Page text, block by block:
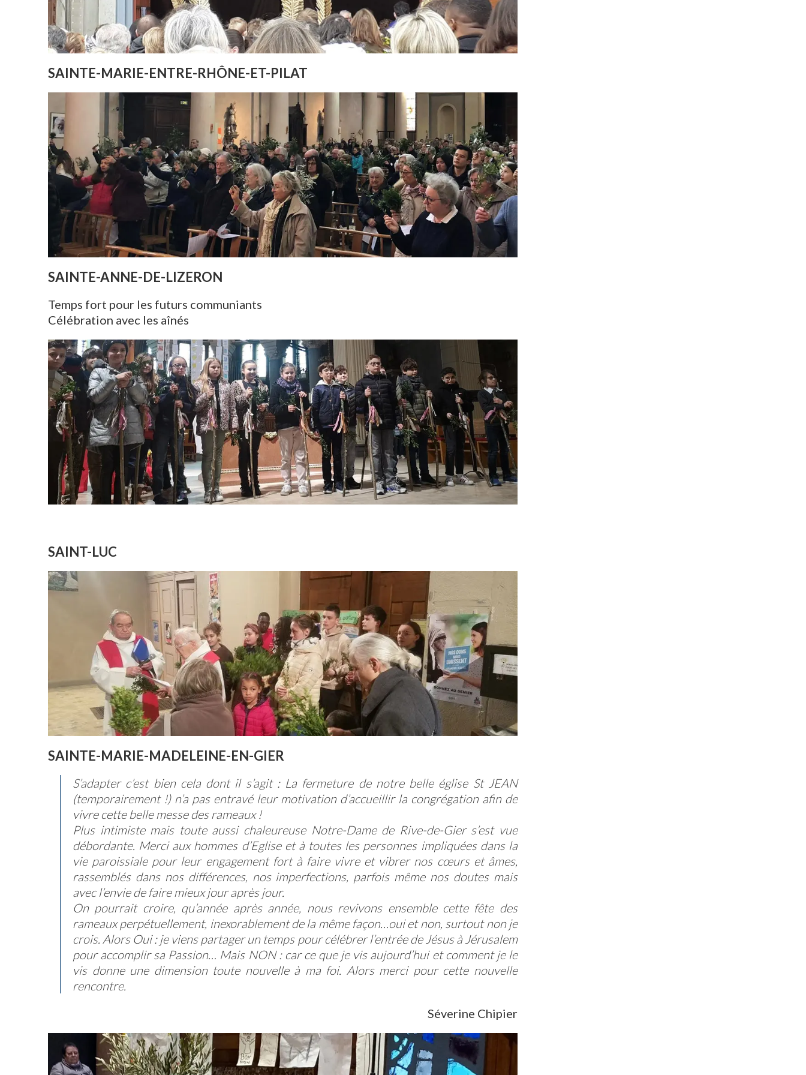
SAINTE-MARIE-ENTRE-RHÔNE-ET-PILAT
SAINTE-ANNE-DE-LIZERON
Temps fort pour les futurs communiants
Célébration avec les aînés
SAINT-LUC
SAINTE-MARIE-MADELEINE-EN-GIER
S’adapter c’est bien cela dont il s’agit : La fermeture de notre belle église St JEAN
(temporairement !) n’a pas entravé leur motivation d’accueillir la congrégation afin de
vivre cette belle messe des rameaux !
Plus intimiste mais toute aussi chaleureuse Notre-Dame de Rive-de-Gier s’est vue
débordante. Merci aux hommes d’Eglise et à toutes les personnes impliquées dans la
vie paroissiale pour leur engagement fort à faire vivre et vibrer nos cœurs et âmes,
rassemblés dans nos différences, nos imperfections, parfois même nos doutes mais
avec l’envie de faire mieux jour après jour.
On pourrait croire, qu’année après année, nous revivons ensemble cette fête des
rameaux perpétuellement, inexorablement de la même façon…oui et non, surtout non je
crois. Alors Oui : je viens partager un temps pour célébrer l’entrée de Jésus à Jérusalem
pour accomplir sa Passion… Mais NON : car ce que je vis aujourd’hui et comment je le
vis donne une dimension toute nouvelle à ma foi. Alors merci pour cette nouvelle
rencontre.
Séverine Chipier